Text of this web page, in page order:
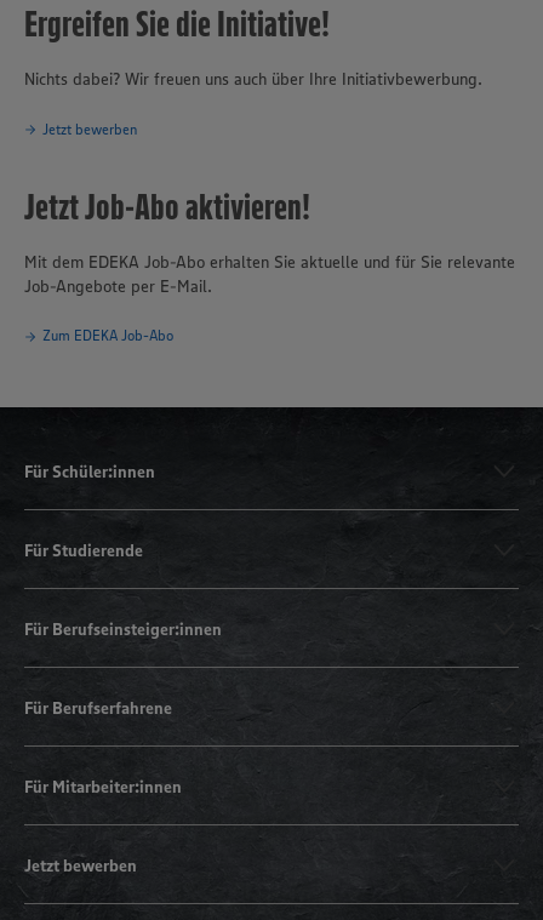
Ergreifen Sie die Initiative!
Nichts dabei? Wir freuen uns auch über Ihre Initiativbewerbung.
Jetzt bewerben
Jetzt Job-Abo aktivieren!
Mit dem EDEKA Job-Abo erhalten Sie aktuelle und für Sie relevante
Job-Angebote per E-Mail.
Zum EDEKA Job-Abo
Für Schüler:innen
Für Studierende
Für Berufseinsteiger:innen
Für Berufserfahrene
Für Mitarbeiter:innen
Jetzt bewerben